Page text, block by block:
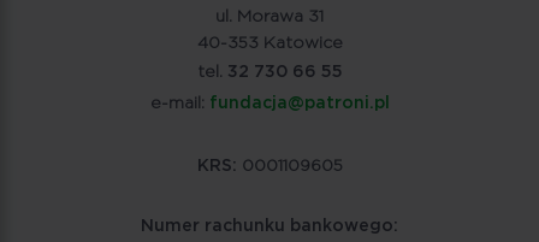
ul. Morawa 31
40-353 Katowice
tel. 32 730 66 55
e-mail: fundacja@patroni.pl
KRS: 0001109605
Numer rachunku bankowego: